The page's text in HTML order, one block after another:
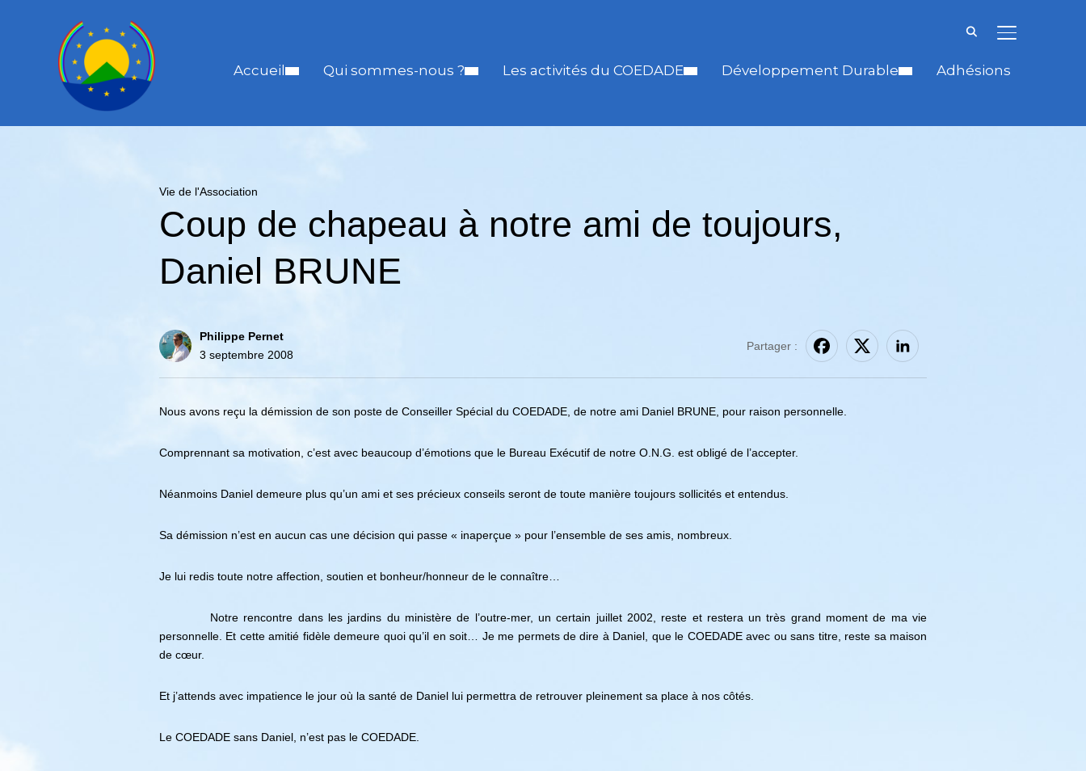
BASCULER
Accueil Qui sommes-nous ? Les activités du COEDADE Développement Durable Adhésions
Vie de l'Association
Coup de chapeau à notre ami de toujours,
Daniel BRUNE
Philippe Pernet
3 septembre 2008
Partager :
Nous avons reçu la démission de son poste de Conseiller Spécial du COEDADE, de notre ami Daniel BRUNE, pour raison personnelle.
Comprennant sa motivation, c’est avec beaucoup d’émotions que le Bureau Exécutif de notre O.N.G. est obligé de l’accepter.
Néanmoins Daniel demeure plus qu’un ami et ses précieux conseils seront de toute manière toujours sollicités et entendus.
Sa démission n’est en aucun cas une décision qui passe « inaperçue » pour l’ensemble de ses amis, nombreux.
Je lui redis toute notre affection, soutien et bonheur/honneur de le connaître…
Notre rencontre dans les jardins du ministère de l’outre-mer, un certain juillet 2002, reste et restera un très grand moment de ma vie
personnelle. Et cette amitié fidèle demeure quoi qu’il en soit… Je me permets de dire à Daniel, que le COEDADE avec ou sans titre, reste sa maison
de cœur.
Et j’attends avec impatience le jour où la santé de Daniel lui permettra de retrouver pleinement sa place à nos côtés.
Le COEDADE sans Daniel, n’est pas le COEDADE.